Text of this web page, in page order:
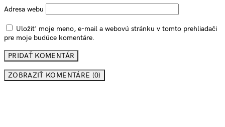
Adresa webu
Uložiť moje meno, e-mail a webovú stránku v tomto prehliadači
pre moje budúce komentáre.
ZOBRAZIŤ KOMENTÁRE (0)